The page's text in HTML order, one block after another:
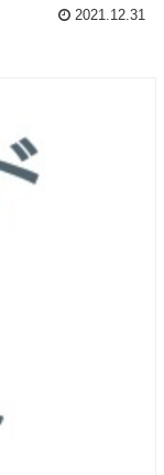
2021.12.31